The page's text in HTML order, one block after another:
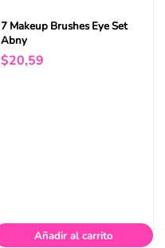
7 Makeup Brushes Eye Set
Abny
$20,59
Añadir al carrito